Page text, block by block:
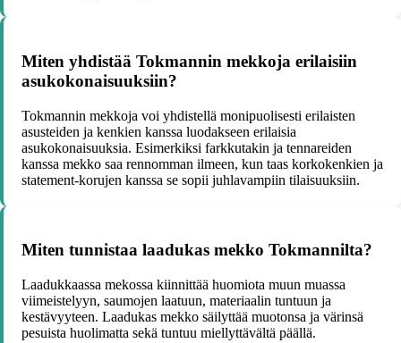
Miten yhdistää Tokmannin mekkoja erilaisiin
asukokonaisuuksiin?
Tokmannin mekkoja voi yhdistellä monipuolisesti erilaisten
asusteiden ja kenkien kanssa luodakseen erilaisia
asukokonaisuuksia. Esimerkiksi farkkutakin ja tennareiden
kanssa mekko saa rennomman ilmeen, kun taas korkokenkien ja
statement-korujen kanssa se sopii juhlavampiin tilaisuuksiin.
Miten tunnistaa laadukas mekko Tokmannilta?
Laadukkaassa mekossa kiinnittää huomiota muun muassa
viimeistelyyn, saumojen laatuun, materiaalin tuntuun ja
kestävyyteen. Laadukas mekko säilyttää muotonsa ja värinsä
pesuista huolimatta sekä tuntuu miellyttävältä päällä.